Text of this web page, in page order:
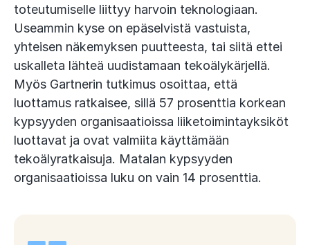
toteutumiselle liittyy harvoin teknologiaan.
Useammin kyse on epäselvistä vastuista,
yhteisen näkemyksen puutteesta, tai siitä ettei
uskalleta lähteä uudistamaan tekoälykärjellä.
Myös Gartnerin tutkimus osoittaa, että
luottamus ratkaisee, sillä 57 prosenttia korkean
kypsyyden organisaatioissa liiketoimintayksiköt
luottavat ja ovat valmiita käyttämään
tekoälyratkaisuja. Matalan kypsyyden
organisaatioissa luku on vain 14 prosenttia.